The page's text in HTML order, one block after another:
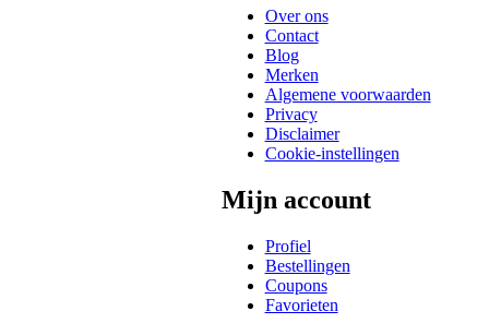
Over ons
Contact
Blog
Merken
Algemene voorwaarden
Privacy
Disclaimer
Cookie-instellingen
Mijn account
Profiel
Bestellingen
Coupons
Favorieten